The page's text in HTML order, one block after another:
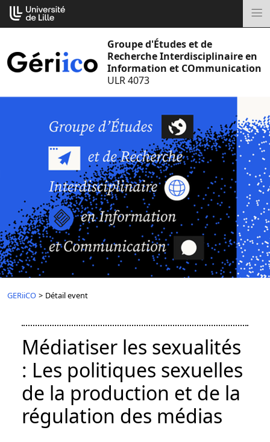
Aller
au
Groupe d'Études et de
Recherche Interdisciplinaire en
Information et COmmunication
ULR 4073
GERiiCO > Détail event
Médiatiser les sexualités
: Les politiques sexuelles
de la production et de la
régulation des médias
Cookies management panel